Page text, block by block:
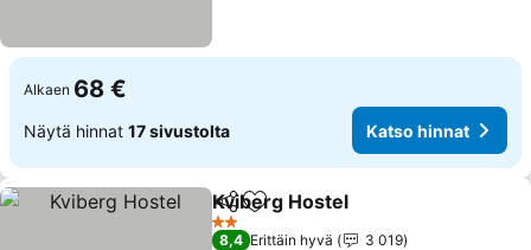
Alkaen 68 €
Näytä hinnat 17 sivustolta Katso hinnat
Jaa Lisää suosikkeihin
Kviberg Hostel
2 Tähtiluokitus
8,4 Erittäin hyvä
3 019